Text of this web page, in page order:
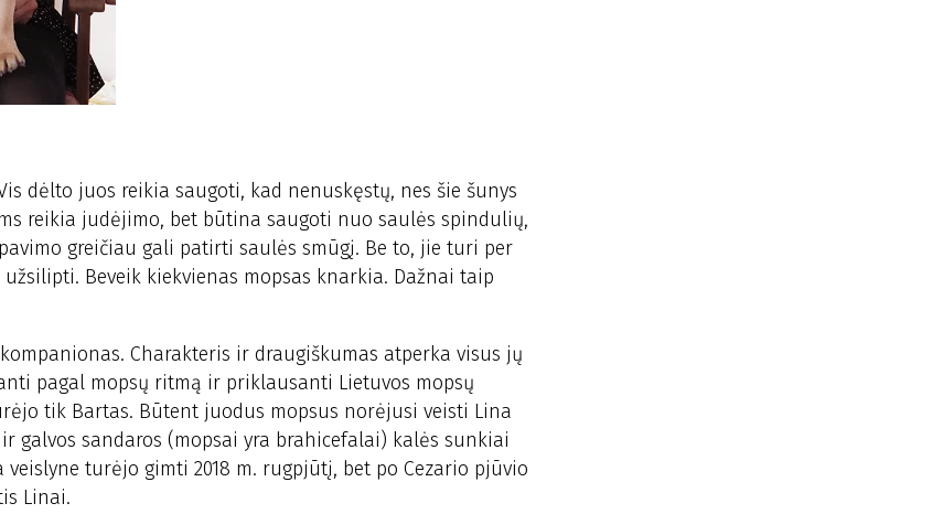
dėlto juos reikia saugoti, kad nenuskęstų, nes šie šunys
reikia judėjimo, bet būtina saugoti nuo saulės spindulių,
greičiau gali patirti saulės smūgį. Be to, jie turi per
Beveik kiekvienas mopsas knarkia. Dažnai taip
Charakteris ir draugiškumas atperka visus jų
pagal mopsų ritmą ir priklausanti Lietuvos mopsų
tik Bartas. Būtent juodus mopsus norėjusi veisti Lina
galvos sandaros (mopsai yra brahicefalai) kalės sunkiai
turėjo gimti 2018 m. rugpjūtį, bet po Cezario pjūvio
Linai.